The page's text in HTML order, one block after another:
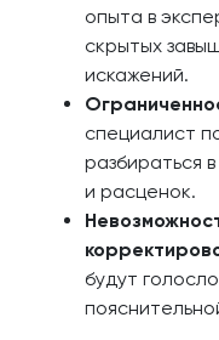
опыта в
скрытых
искажений.
специалист
разбираться
и расценок.
будут